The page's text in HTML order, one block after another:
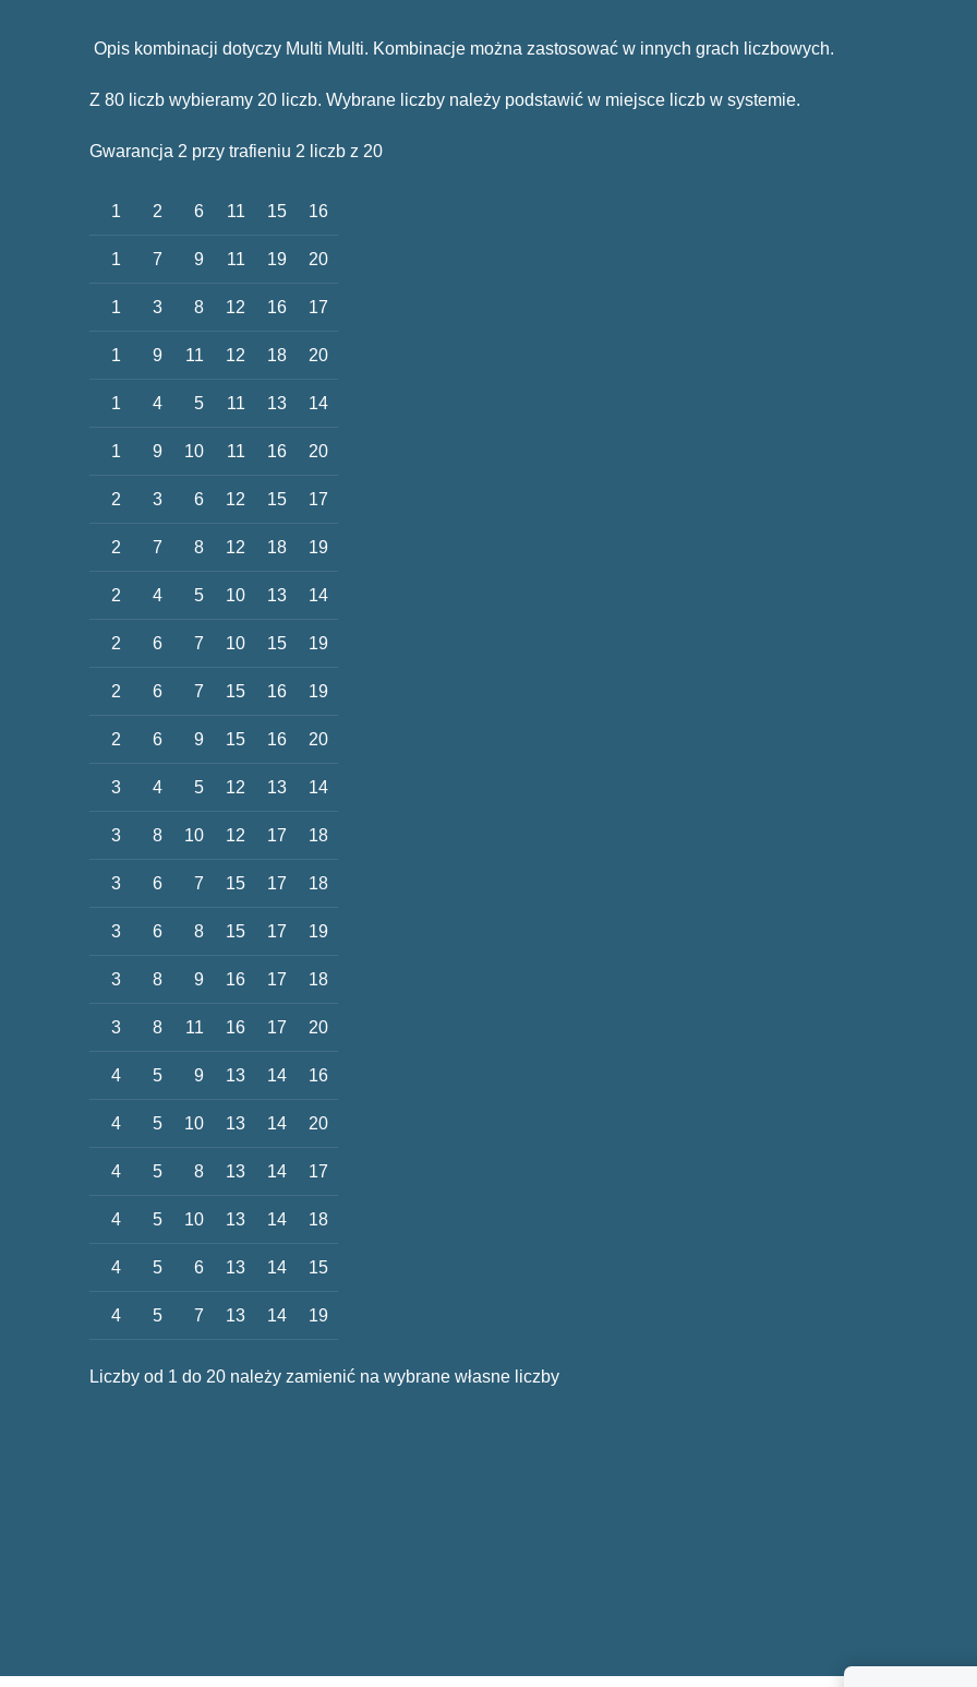
Opis kombinacji dotyczy Multi Multi. Kombinacje można zastosować w innych grach liczbowych.
Z 80 liczb wybieramy 20 liczb. Wybrane liczby należy podstawić w miejsce liczb w systemie.
Gwarancja 2 przy trafieniu 2 liczb z 20
1 2 6 11 15 16
1 7 9 11 19 20
1 3 8 12 16 17
1 9 11 12 18 20
1 4 5 11 13 14
1 9 10 11 16 20
2 3 6 12 15 17
2 7 8 12 18 19
2 4 5 10 13 14
2 6 7 10 15 19
2 6 7 15 16 19
2 6 9 15 16 20
3 4 5 12 13 14
3 8 10 12 17 18
3 6 7 15 17 18
3 6 8 15 17 19
3 8 9 16 17 18
3 8 11 16 17 20
4 5 9 13 14 16
4 5 10 13 14 20
4 5 8 13 14 17
4 5 10 13 14 18
4 5 6 13 14 15
4 5 7 13 14 19
Liczby od 1 do 20 należy zamienić na wybrane własne liczby